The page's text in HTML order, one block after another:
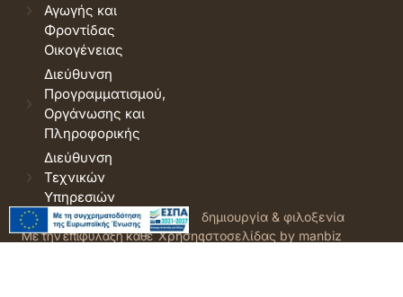
Αγωγής και
Φροντίδας
Οικογένειας
Διεύθυνση
Προγραμματισμού,
Οργάνωσης και
Πληροφορικής
Διεύθυνση
Τεχνικών
Υπηρεσιών
© 2026 Δήμος Δράμας.
Με την επιφύλαξη κάθε
Όροι
Χρήσης
δημιουργία & φιλοξενία
ιστοσελίδας by manbiz